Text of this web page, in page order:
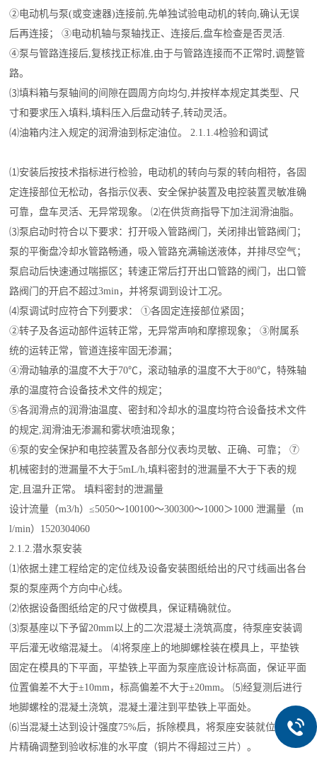
②电动机与泵(或变速器)连接前,先单独试验电动机的转向,确认无误
后再连接； ③电动机轴与泵轴找正、连接后,盘车检查是否灵活.
④泵与管路连接后,复核找正标准,由于与管路连接而不正常时,调整管
路。
⑶填料箱与泵轴间的间隙在圆周方向均匀,并按样本规定其类型、尺
寸和要求压入填料,填料压入后盘动转子,转动灵活。
⑷油箱内注入规定的润滑油到标定油位。 2.1.1.4检验和调试
⑴安装后按技术指标进行检验，电动机的转向与泵的转向相符，各固
定连接部位无松动，各指示仪表、安全保护装置及电控装置灵敏准确
可靠，盘车灵活、无异常现象。 ⑵在供货商指导下加注润滑油脂。
⑶泵启动时符合以下要求：打开吸入管路阀门，关闭排出管路阀门；
泵的平衡盘冷却水管路畅通，吸入管路充满输送液体，并排尽空气；
泵启动后快速通过喘振区；转速正常后打开出口管路的阀门，出口管
路阀门的开启不超过3min，并将泵调到设计工况。
⑷泵调试时应符合下列要求： ①各固定连接部位紧固；
②转子及各运动部件运转正常，无异常声响和摩擦现象； ③附属系
统的运转正常，管道连接牢固无渗漏；
④滑动轴承的温度不大于70℃，滚动轴承的温度不大于80℃，特殊轴
承的温度符合设备技术文件的规定；
⑤各润滑点的润滑油温度、密封和冷却水的温度均符合设备技术文件
的规定,润滑油无渗漏和雾状喷油现象；
⑥泵的安全保护和电控装置及各部分仪表均灵敏、正确、可靠； ⑦
机械密封的泄漏量不大于5mL/h,填料密封的泄漏量不大于下表的规
定,且温升正常。 填料密封的泄漏量
设计流量（m3/h）≤5050～100100～300300～1000＞1000 泄漏量（m
l/min）1520304060
2.1.2.潜水泵安装
⑴依据土建工程给定的定位线及设备安装图纸给出的尺寸线画出各台
泵的泵座两个方向中心线。
⑵依据设备图纸给定的尺寸做模具，保证精确就位。
⑶泵基座以下予留20mm以上的二次混凝土浇筑高度，待泵座安装调
平后灌无收缩混凝土。 ⑷将泵座上的地脚螺栓装在模具上，平垫铁
固定在模具的下平面，平垫铁上平面为泵座底设计标高面，保证平面
位置偏差不大于±10mm，标高偏差不大于±20mm。 ⑸经复测后进行
地脚螺栓的混凝土浇筑，混凝土灌注到平垫铁上平面处。
⑹当混凝土达到设计强度75%后，拆除模具，将泵座安装就位，用铜
片精确调整到验收标准的水平度（铜片不得超过三片）。